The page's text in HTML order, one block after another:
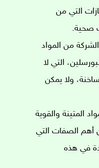
التي من
صحية.
من المواد
التي لا
ولا يمكن
المتينة والقوية
أهم الصفات التي
في هذه